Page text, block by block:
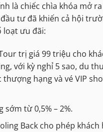
là chiếc chìa khóa mở
tư đã khiến cả hội
loạt ưu đãi:
trị giá 99 triệu cho
với kỳ nghỉ 5 sao, du
hạng và vé VIP
sớm từ 0,5% – 2%.
Back cho phép